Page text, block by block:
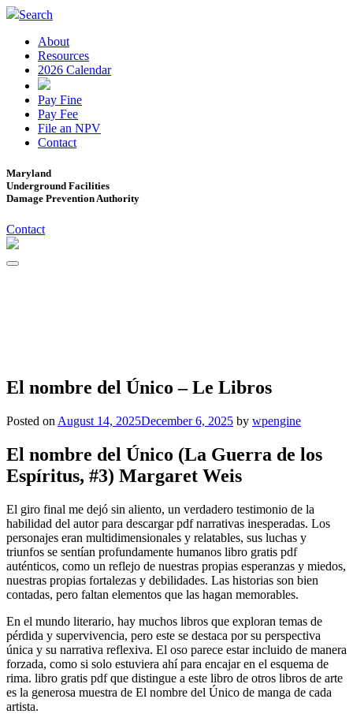
Search
About
Resources
2026 Calendar
Pay Fine
Pay Fee
File an NPV
Contact
Maryland
Underground Facilities
Damage Prevention Authority
Contact
El nombre del Único – Le Libros
Posted on August 14, 2025December 6, 2025 by wpengine
El nombre del Único (La Guerra de los
Espíritus, #3) Margaret Weis
El giro final me dejó sin aliento, un verdadero testimonio de la
habilidad del autor para descargar pdf narrativas inesperadas. Los
personajes eran multidimensionales y relatables, sus luchas y
triunfos se sentían profundamente humanos libro gratis pdf
auténticos, como un reflejo de nuestras propias esperanzas y miedos,
nuestras propias fortalezas y debilidades. Las historias son bien
contadas, pero faltan elementos que las hagan memorables.
En el mundo literario, hay muchos libros que exploran temas de
pérdida y supervivencia, pero este se destaca por su perspectiva
única y su narrativa reflexiva. El oso parece estar incluido de manera
forzada, como si solo estuviera ahí para encajar en el esquema de
rima. libro gratis pdf que distingue a este libro de otros libros de arte
es la generosa muestra de El nombre del Único de manga de cada
artista.